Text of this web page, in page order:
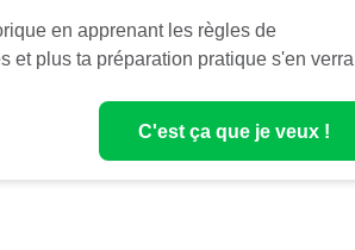
en apprenant les règles de
et plus ta préparation pratique s'en verra
C'est ça que je veux !